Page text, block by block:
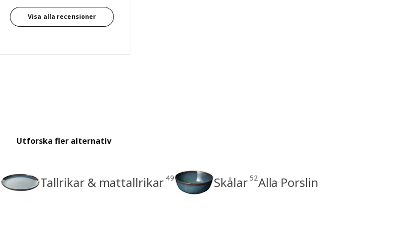
Visa alla recensioner
Utforska fler alternativ
Tallrikar & mattallrikar 49 Skålar 52Alla Porslin